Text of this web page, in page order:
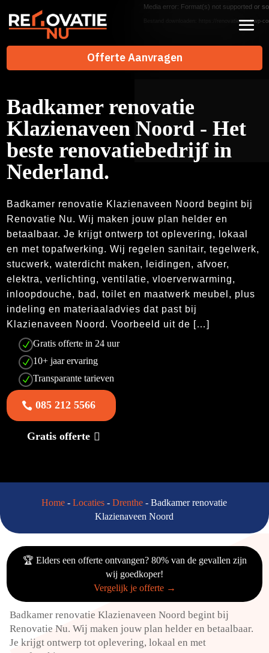
Offerte Aanvragen
Offerte Aanvragen
Media error: Format(s) not supported or
Bestand downloaden: https://renovatienu.nl/wp-
Badkamer renovatie
Klazienaveen Noord - Het
beste renovatiebedrijf in
Nederland.
Badkamer renovatie Klazienaveen Noord begint bij
Renovatie Nu. Wij maken jouw plan helder en
betaalbaar. Je krijgt ontwerp tot oplevering, lokaal
en met topafwerking. Wij regelen sanitair, tegelwerk,
stucwerk, waterdicht maken, leidingen, afvoer,
elektra, verlichting, ventilatie, vloerverwarming,
inloopdouche, bad, toilet en maatwerk meubel, plus
indeling en materiaaladvies dat past bij
Klazienaveen Noord. Voorbeeld uit de […]
N Gratis offerte in 24 uur
N 10+ jaar ervaring
N Transparante tarieven
085 212 5566
Gratis offerte
Home -Locaties -Drenthe -Badkamer renovatie
Klazienaveen Noord
🏆 Elders een offerte ontvangen? 80% van de gevallen zijn
wij goedkoper!
Vergelijk je offerte →
Badkamer renovatie Klazienaveen Noord begint bij
Renovatie Nu. Wij maken jouw plan helder en betaalbaar.
Je krijgt ontwerp tot oplevering, lokaal en met